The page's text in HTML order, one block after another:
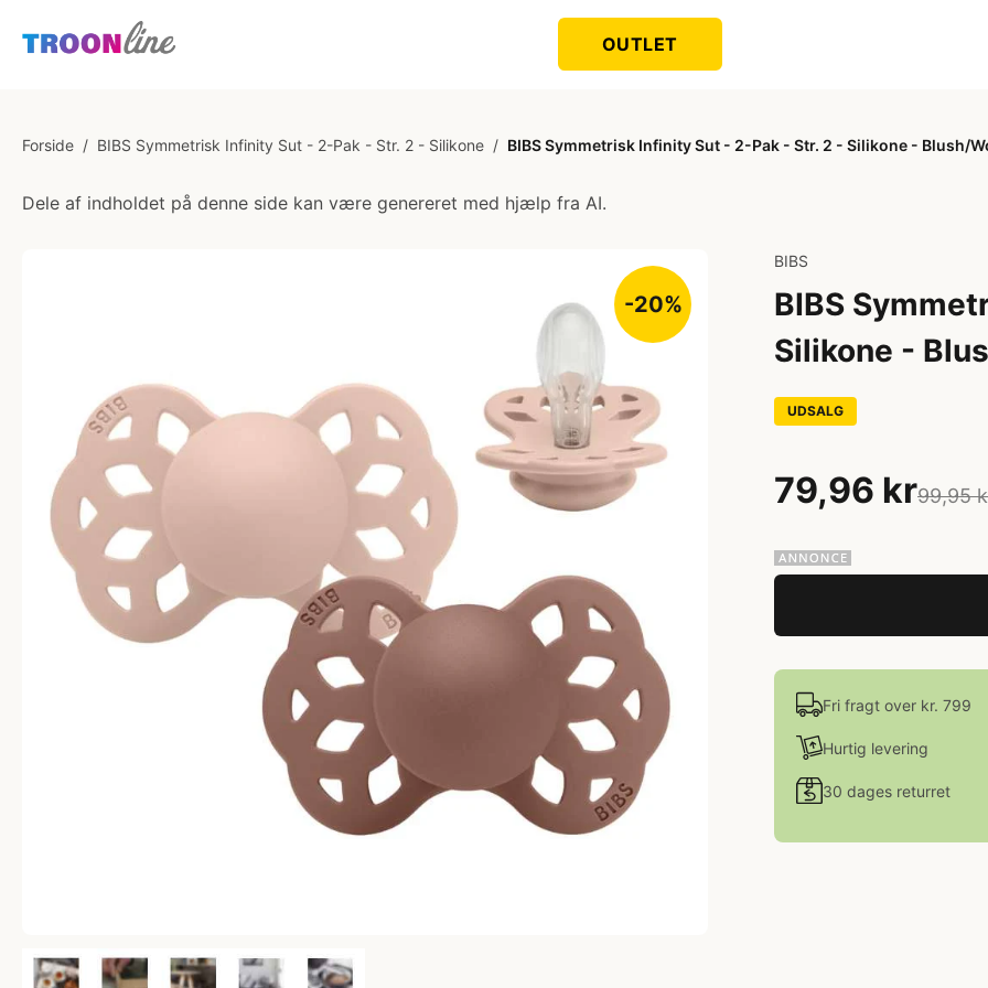
OUTLET
Forside / BIBS Symmetrisk Infinity Sut - 2-Pak - Str. 2 - Silikone / BIBS Symmetrisk Infinity Sut - 2-Pak - Str. 2 - Silikone - Blush/
Dele af indholdet på denne side kan være genereret med hjælp fra AI.
-20%
BIBS
BIBS
Silikone -
UDSALG
79,96 kr99,95
Fri fragt over kr. 799
Hurtig levering
30 dages returret